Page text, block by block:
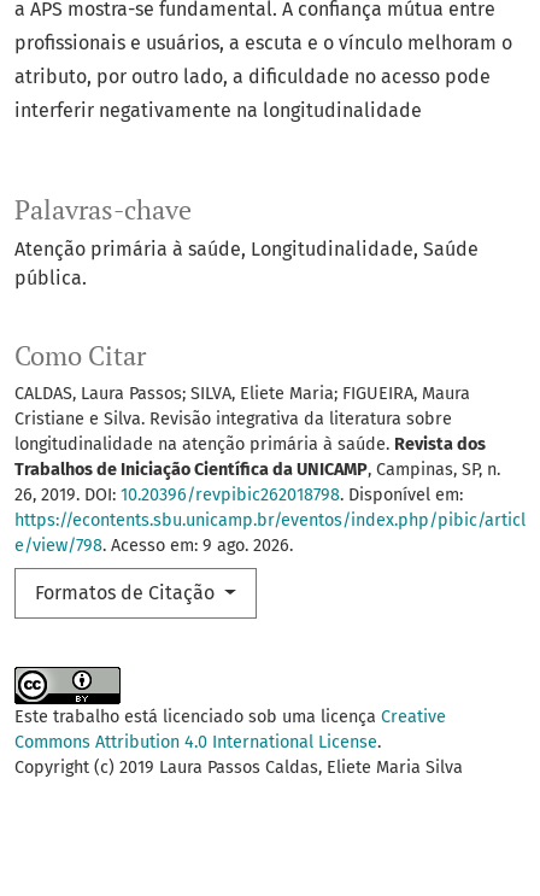
Palavras-chave
Atenção primária à saúde Longitudinalidade Saúde
pública.
Como Citar
CALDAS, Laura Passos; SILVA, Eliete Maria; FIGUEIRA, Maura
Cristiane e Silva. Revisão integrativa da literatura sobre
longitudinalidade na atenção primária à saúde. Revista dos
Trabalhos de Iniciação Científica da UNICAMP, Campinas, SP, n.
26, 2019. DOI: 10.20396/revpibic262018798. Disponível em:
https://econtents.sbu.unicamp.br/eventos/index.php/pibic/articl
e/view/798. Acesso em: 9 ago. 2026.
Formatos de Citação
a APS mostra-se fundamental. A confiança mútua entre
profissionais e usuários, a escuta e o vínculo melhoram o
atributo, por outro lado, a dificuldade no acesso pode
interferir negativamente na longitudinalidade
Este trabalho está licenciado sob uma licença Creative
Commons Attribution 4.0 International License.
Copyright (c) 2019 Laura Passos Caldas, Eliete Maria Silva